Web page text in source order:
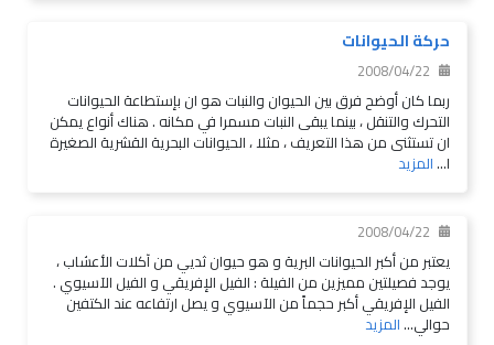
حركة الحيوانات
2008/04/22
ربما كان أوضح فرق بين الحيوان والنبات هو ان بإستطاعة الحيوانات
التحرك والتنقل ، بينما يبقى النبات مسمرا في مكانه . هناك أنواع يمكن
ان تستثنى من هذا التعريف ، مثلا ، الحيوانات البحرية القشرية الصغيرة
ا...المزيد
2008/04/22
يعتبر من أكبر الحيوانات البرية و هو حيوان ثديي من آكلات الأعشاب ،
يوجد فصيلتين مميزين من الفيلة : الفيل الإفريقي و الفيل الآسيوي .
الفيل الإفريقي أكبر حجماً من الآسيوي و يصل ارتفاعه عند الكتفين
حوالي...المزيد